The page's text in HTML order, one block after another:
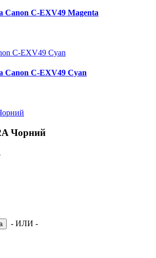
Canon C-EXV49 Magenta
Canon C-EXV49 Cyan
Чорний
- ИЛИ -